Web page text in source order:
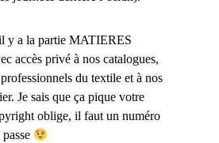
y a la partie MATIERES
accès privé à nos catalogues,
du textile et à nos
Je sais que ça pique votre
oblige, il faut un numéro